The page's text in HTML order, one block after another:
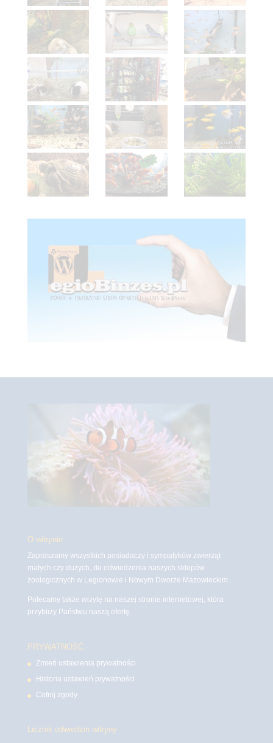
O witrynie
Zapraszamy wszystkich posiadaczy i sympatyków zwierząt
małych czy dużych, do odwiedzenia naszych sklepów
zoologicznych w Legionowie i Nowym Dworze Mazowieckim
Polecamy także wizytę na naszej stronie internetowej, która
przybliży Państwu naszą ofertę.
PRYWATNOŚĆ
Zmień ustawienia prywatności
Historia ustawień prywatności
Cofnij zgody
Licznik odwiedzin witryny